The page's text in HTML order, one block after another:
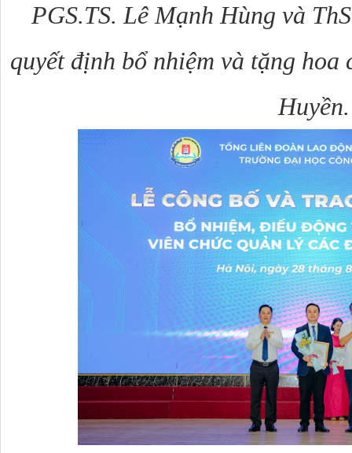
PGS.TS. Lê Mạnh Hùng và
quyết định bổ nhiệm và tặng hoa
Huyền.